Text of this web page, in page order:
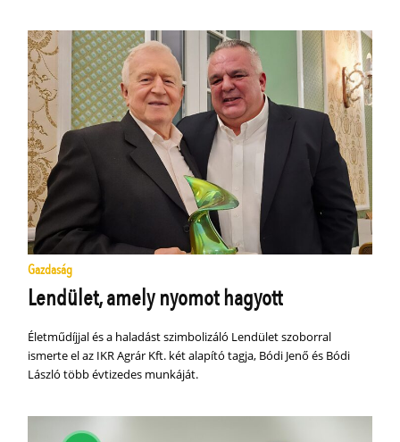
Gazdaság
Lendület, amely nyomot hagyott
Életműdíjjal és a haladást szimbolizáló Lendület szoborral
ismerte el az IKR Agrár Kft. két alapító tagja, Bódi Jenő és Bódi
László több évtizedes munkáját.